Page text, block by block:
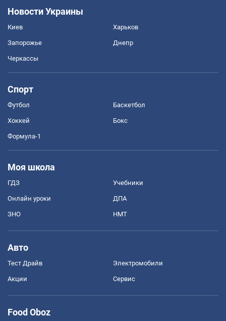
Новости Украины
Киев Харьков
Запорожье Днепр
Черкассы
Спорт
Футбол Баскетбол
Хоккей Бокс
Формула-1
Моя школа
ГДЗ Учебники
Онлайн уроки ДПА
ЗНО НМТ
Авто
Тест Драйв Электромобили
Акции Сервис
Food Oboz